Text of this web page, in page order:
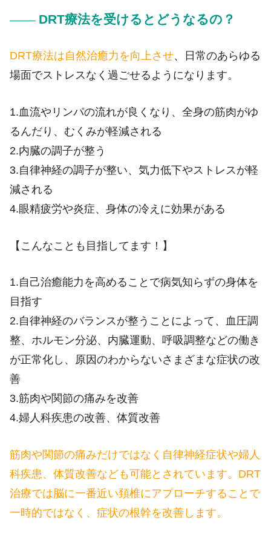
DRT療法を受けるとどうなるの？
DRT療法は自然治癒力を向上させ、
日常のあらゆる
場面でストレスなく過ごせるようになります。
1.血流やリンパの流れが良くなり、全身の筋肉がゆ
るんだり、むくみが軽減される
2.内臓の調子が整う
3.自律神経の調子が整い、気力低下やストレスが軽
減される
4.眼精疲労や炎症、身体の冷えに効果がある
【こんなことも目指してます！】
1.自己治癒能力を高めることで病気知らずの身体を
目指す
2.自律神経のバランスが整うことによって、血圧調
整、ホルモン分泌、内臓運動、呼吸調整などの働き
が正常化し、原因のわからないさまざまな症状の改
善
3.筋肉や関節の痛みを改善
4.婦人科疾患の改善、体質改善
筋肉や関節の痛みだけではなく自律神経症状や婦人
科疾患、体質改善なども可能とされています。DRT
治療では脳に一番近い頚椎にアプローチすることで
一時的ではなく、症状の根幹を改善します。